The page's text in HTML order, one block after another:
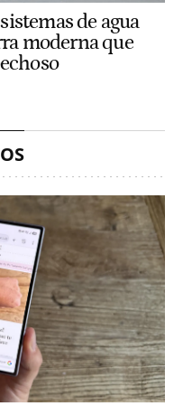
de agua
moderna que